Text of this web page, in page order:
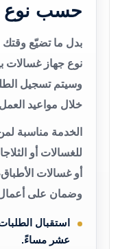
حسب نوع
بدل ما تضيّع
نوع جهاز غسالات
وسيتم تسجيل
خلال مواعيد العمل
الخدمة مناسبة
للغسالات أو
أو غسالات
وضمان على أعمال
استقبال
عشر مساءً.